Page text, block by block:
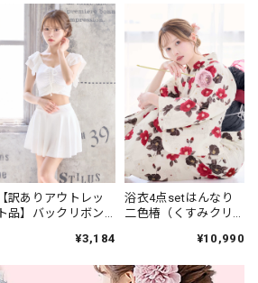
【訳ありアウトレッ
ト品】バックリボン×
¥3,184
浴衣4点setはんなり
二色椿（くすみクリ
¥10,990